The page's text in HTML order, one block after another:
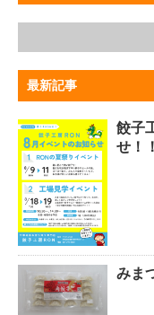
最新記事
餃子
せ！！
みま